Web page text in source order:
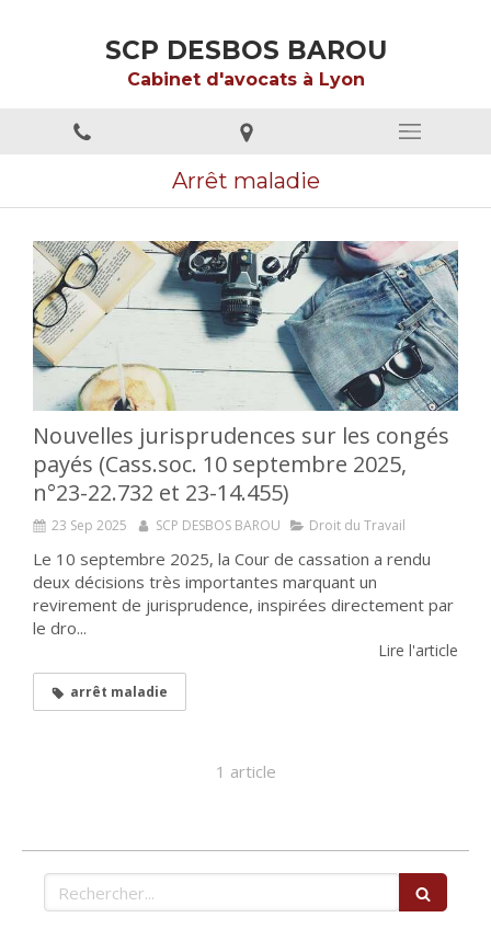
SCP DESBOS BAROU
Cabinet d'avocats à Lyon
Arrêt maladie
Nouvelles jurisprudences sur les congés
payés (Cass.soc. 10 septembre 2025,
n°23-22.732 et 23-14.455)
23 Sep 2025 SCP DESBOS BAROU Droit du Travail
Le 10 septembre 2025, la Cour de cassation a rendu
deux décisions très importantes marquant un
revirement de jurisprudence, inspirées directement par
le dro...
Lire l'article
arrêt maladie
1 article
Rechercher